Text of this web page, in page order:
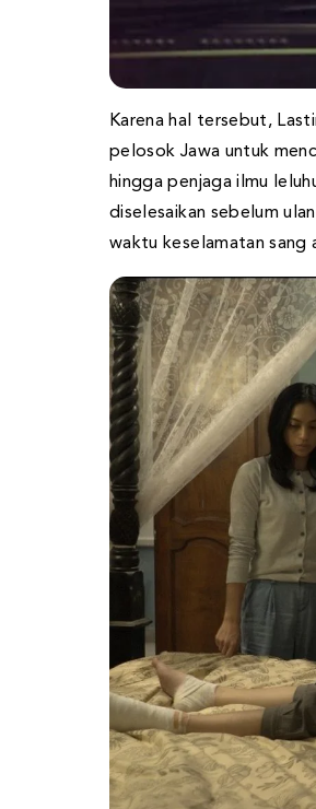
Karena hal tersebut,
pelosok Jawa untuk
hingga penjaga ilmu
diselesaikan sebelum
waktu keselamatan sang